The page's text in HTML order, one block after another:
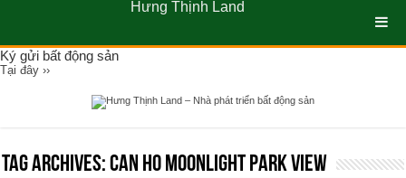
Ký gửi bất động sản
Tại đây ››
Tag Archives:Can ho moonlight park view
Hưng Thịnh Land